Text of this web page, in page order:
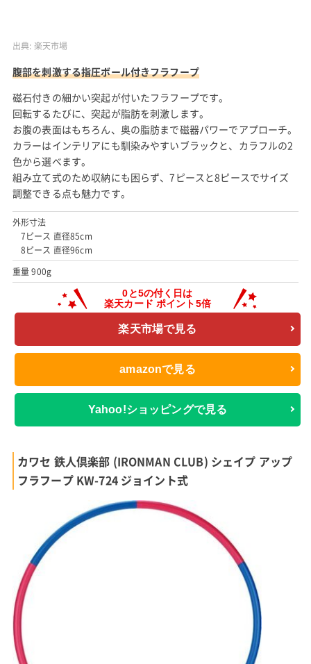
出典: 楽天市場
腹部を刺激する指圧ボール付きフラフープ
磁石付きの細かい突起が付いたフラフープです。
回転するたびに、突起が脂肪を刺激します。
お腹の表面はもちろん、奥の脂肪まで磁器パワーでアプローチ。
カラーはインテリアにも馴染みやすいブラックと、カラフルの2
色から選べます。
組み立て式のため収納にも困らず、7ピースと8ピースでサイズ
調整できる点も魅力です。
外形寸法
7ピース 直径85cm
8ピース 直径96cm
重量 900g
楽天市場で見る
amazonで見る
Yahoo!ショッピングで見る
カワセ 鉄人倶楽部 (IRONMAN CLUB) シェイプ アップ
フラフープ KW-724 ジョイント式